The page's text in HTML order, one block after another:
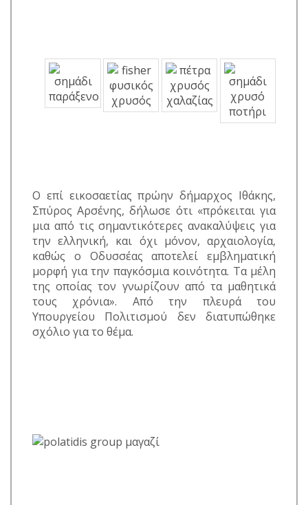
Ο επί εικοσαετίας πρώην δήμαρχος Ιθάκης,
Σπύρος Αρσένης, δήλωσε ότι «πρόκειται για
μια από τις σημαντικότερες ανακαλύψεις για
την ελληνική, και όχι μόνον, αρχαιολογία,
καθώς ο Οδυσσέας αποτελεί εμβληματική
μορφή για την παγκόσμια κοινότητα. Τα μέλη
της οποίας τον γνωρίζουν από τα μαθητικά
τους χρόνια». Από την πλευρά του
Υπουργείου Πολιτισμού δεν διατυπώθηκε
σχόλιο για το θέμα.